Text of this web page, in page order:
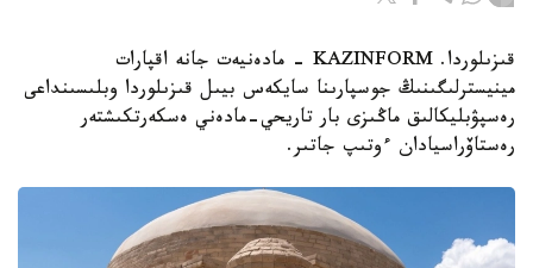
قىزىلوردا. KAZINFORM - مادەنيەت جانە اقپارات
مينيسترلىگىنىڭ جوسپارىنا سايكەس بيىل قىزىلوردا وبلىسىنداعى
رەسپۋبليكالىق ماڭىزى بار تاريحي-مادەني ەسكەرتكىشتەر
رەستاۆراسيادان ءوتىپ جاتىر.